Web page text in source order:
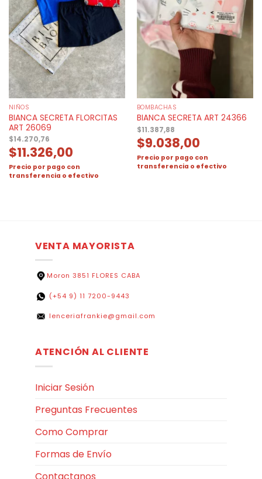
NIÑOS
BIANCA SECRETA FLORCITAS
ART 26069
$14.270,76
$11.326,00
Precio por pago con
transferencia o efectivo
BOMBACHAS
BIANCA SECRETA ART 24366
$11.387,88
$9.038,00
Precio por pago con
transferencia o efectivo
VENTA MAYORISTA
Moron 3851 FLORES CABA
(+54 9) 11 7200-9443
lenceriafrankie@gmail.com
ATENCIÓN AL CLIENTE
Iniciar Sesión
Preguntas Frecuentes
Como Comprar
Formas de Envío
Contactanos